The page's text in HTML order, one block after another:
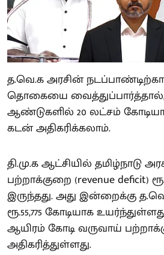
த.வெ.க அரசின்
தொகையை வைத்துப்பார்த்தால்,
ஆண்டுகளில் 20 லட்சம்
கடன் அதிகரிக்கலாம்.
தி.மு.க ஆட்சியில் தமிழ்நாடு
பற்றாக்குறை (revenue deficit)
இருந்தது. அது இன்றைக்கு
ரூ.55,775 கோடியாக
ஆயிரம் கோடி வருவாய்
அதிகரித்துள்ளது.